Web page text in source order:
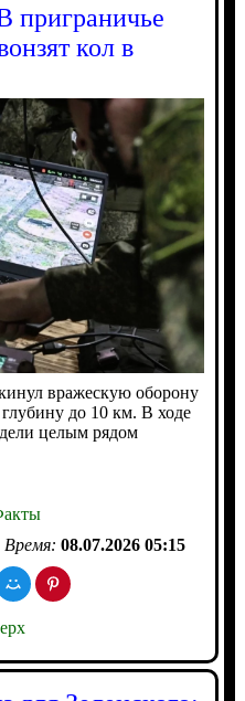
приграничье
кол в
вражескую оборону
до 10 км. В ходе
целым рядом
Время: 08.07.2026 05:15